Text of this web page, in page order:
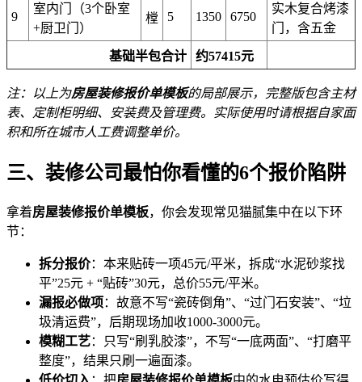
9
室内门（3个卧室
+厨卫门）
樘 5 1350 6750
实木复合烤漆
门，含五金
基础半包合计 约57415元
注：以上为房屋装修报价单模板的局部展示，完整版包含主材
表、定制柜明细、安装费及管理费。实际使用时请根据自家面
积和所在城市人工费调整单价。
三、装修公司最怕你看懂的6个报价陷阱
拿着房屋装修报价单模板，你会发现常见猫腻集中在以下环
节：
拆分报价：本来贴砖一项45元/平米，拆成“水泥砂浆找
平”25元 + “贴砖”30元，总价55元/平米。
漏报必做项 ：故意不写“瓷砖倒角”、“过门石安装”、“垃
圾清运费”，后期现场加收1000-3000元。
模糊工艺：只写“刷乳胶漆”，不写“一底两面”、“打磨平
整度”，结果只刷一遍面漆。